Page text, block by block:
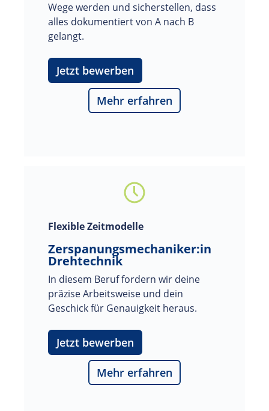
Wege werden und sicherstellen, dass
alles dokumentiert von A nach B
gelangt.
Jetzt bewerben
Mehr erfahren
Flexible Zeitmodelle
Zerspanungsmechaniker:in
Drehtechnik
In diesem Beruf fordern wir deine
präzise Arbeitsweise und dein
Geschick für Genauigkeit heraus.
Jetzt bewerben
Mehr erfahren